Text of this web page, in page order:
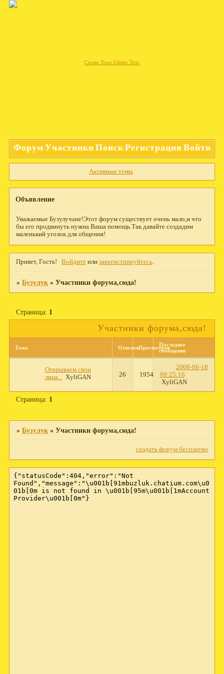
Create Your Glitter Text
Форум Участники ПоискРегистрация Войти
Активные темы
Объявление
Уважаемые Бузулучане!Этот форум существует очень мало,и что
бы его продвинуть нужна Ваша помощь.Так давайте создадим
маленький уголок для общения!
Привет, Гость! Войдите илизарегистрируйтесь
» Бузулук » Участники форума,сюда!
Участники форума,сюда!
Страница: 1
Тема ОтветовПросмотровПоследнее
сообщение
Открываем свои
лица...
XyliGAN 26 1954
2008-06-18
09:25:16
XyliGAN
Страница: 1
» Бузулук » Участники форума,сюда!
создать форум бесплатно